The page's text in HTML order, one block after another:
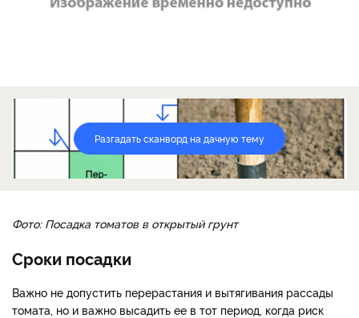
Разгадать сканворд на дачную тему
Фото: Посадка томатов в открытый грунт
Сроки посадки
Важно не допустить перерастания и вытягивания рассады
томата, но и важно высадить ее в тот период, когда риск